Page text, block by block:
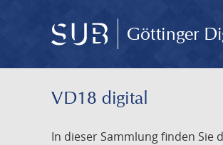
Göttinger
VD18 digital
In dieser Sammlung finden Sie